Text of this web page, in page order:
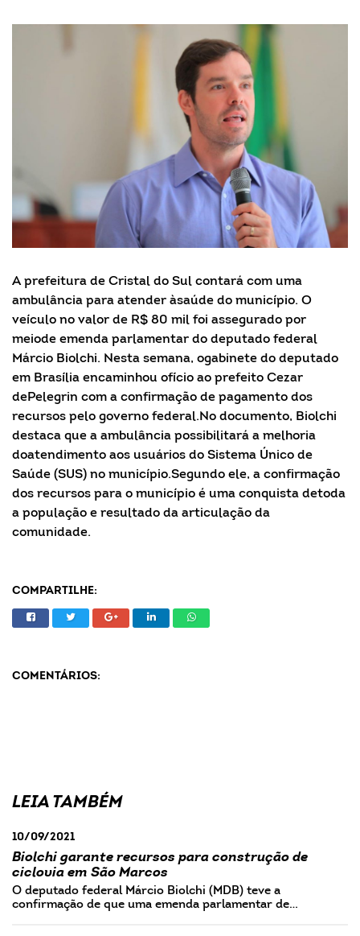
A prefeitura de Cristal do Sul contará com uma
ambulância para atender àsaúde do município. O
veículo no valor de R$ 80 mil foi assegurado por
meiode emenda parlamentar do deputado federal
Márcio Biolchi. Nesta semana, ogabinete do deputado
em Brasília encaminhou ofício ao prefeito Cezar
dePelegrin com a confirmação de pagamento dos
recursos pelo governo federal.No documento, Biolchi
destaca que a ambulância possibilitará a melhoria
doatendimento aos usuários do Sistema Único de
Saúde (SUS) no município.Segundo ele, a confirmação
dos recursos para o município é uma conquista detoda
a população e resultado da articulação da
comunidade.
COMPARTILHE:
COMENTÁRIOS:
LEIA TAMBÉM
10/09/2021
Biolchi garante recursos para construção de
ciclovia em São Marcos
O deputado federal Márcio Biolchi (MDB) teve a
confirmação de que uma emenda parlamentar de…